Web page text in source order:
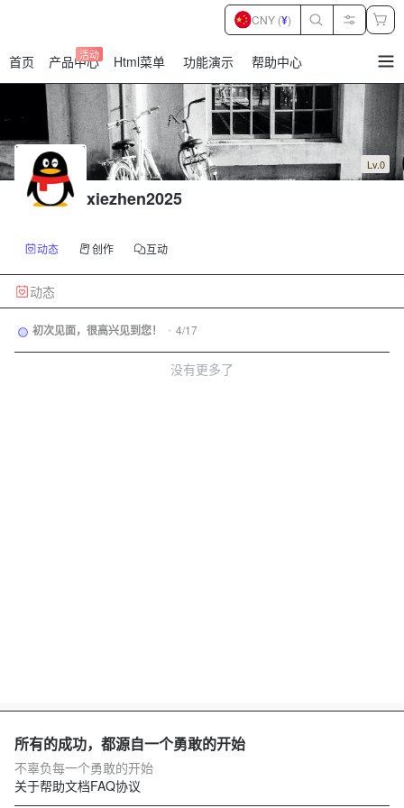
首页 产品中心
活动 Html菜单 功能演示 帮助中心
CNY (¥)
Lv.0
xiezhen2025
动态 创作 互动
动态
初次见面，很高兴见到您！ • 4/17
没有更多了
所有的成功，都源自一个勇敢的开始
不辜负每一个勇敢的开始
关于帮助文档FAQ协议